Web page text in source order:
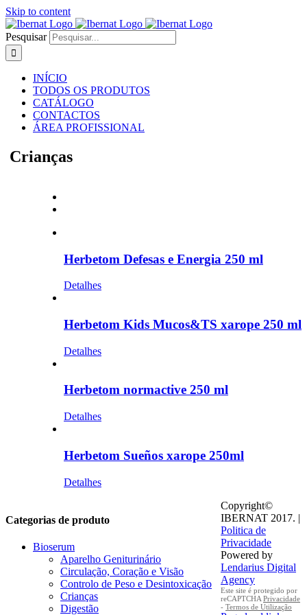
Skip to content
Pesquisar
INÍCIO
TODOS OS PRODUTOS
CATÁLOGO
CONTACTOS
ÁREA PROFISSIONAL
Crianças
Herbetom Defesas e Energia 250 ml
Detalhes
Herbetom Kids Mucos&TS xarope 250 ml
Detalhes
Herbetom normactive 250 ml
Detalhes
Herbetom Sueños xarope 250ml
Detalhes
Categorias de produto
Bioserum
Aparelho Geniturinário
Circulação, Coração e Visão
Controlo de Peso e Desintoxicação
Crianças
Digestão
Copyright©
IBERNAT 2017. |
Politica de
Privacidade
Powered by
Lendarius Digital
Agency
Este site é protegido por
reCAPTCHA Privacidade
- Termos de Utilização